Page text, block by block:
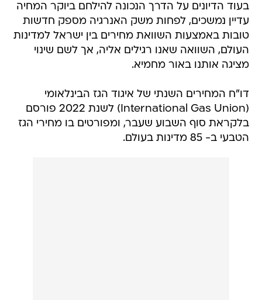
בעוד הדיונים על הדרך הנכונה להילחם ביוקר המחיה
עדיין נמשכים, לפחות משק האנרגיה מספק חדשות
טובות באמצעות השוואת מחירים בין ישראל למדינות
העולם, השוואה שאנו רגילים אליה, אך לשם שינוי
מציגה אותנו באור מחמיא.
דו"ח המחירים השנתי של איגוד הגז הבינלאומי
(International Gas Union) לשנת 2022 פורסם
בלקראת סוף השבוע שעבר, ומפורטים בו מחירי הגז
הטבעי ב- 85 מדינות בעולם.